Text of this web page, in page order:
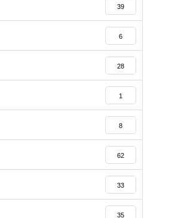
39
6
28
1
8
62
33
35